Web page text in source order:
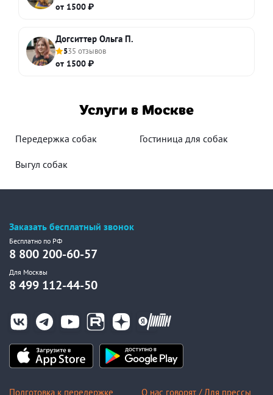
от 1500 ₽
Догситтер Ольга П.
535 отзывов
от 1500 ₽
Услуги в Москве
Передержка собак Гостиница для собак
Выгул собак
Заказать бесплатный звонок
Бесплатно по РФ
8 800 200-60-57
Для Москвы
8 499 112-44-50
Подготовка к передержке О нас говорят / Для прессы